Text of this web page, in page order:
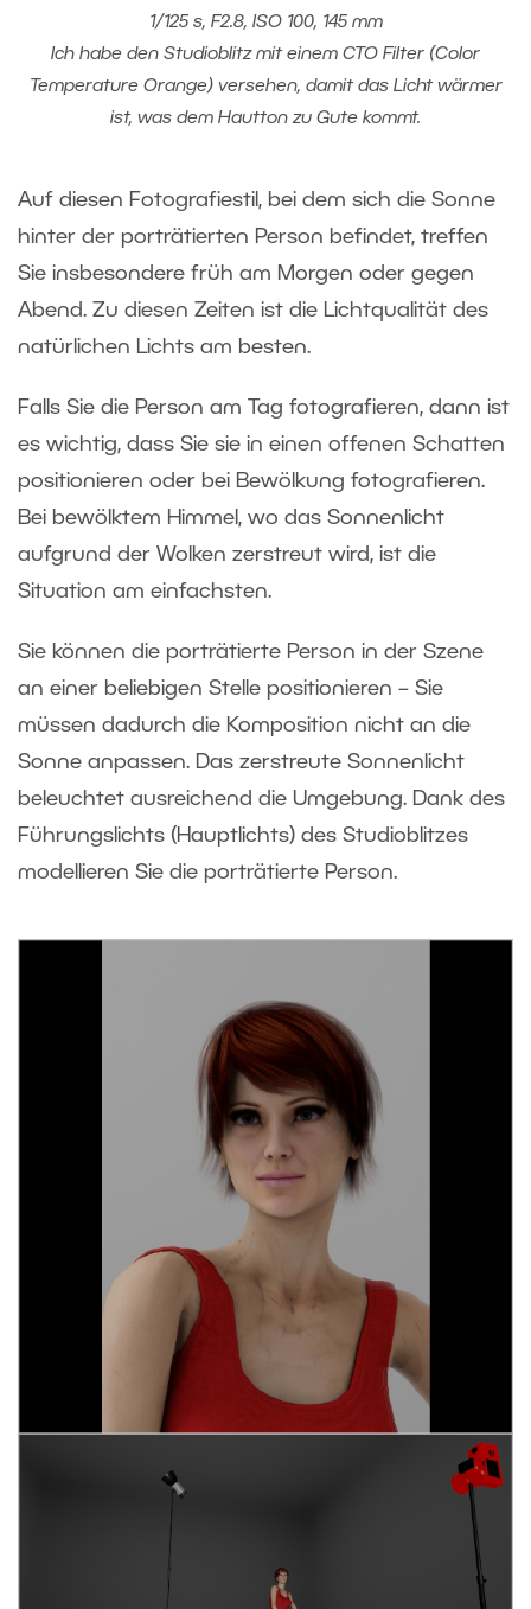
1/125 s, F2.8, ISO 100, 145 mm
Ich habe den Studioblitz mit einem CTO Filter (Color
Temperature Orange) versehen, damit das Licht wärmer
ist, was dem Hautton zu Gute kommt.
Auf diesen Fotografiestil, bei dem sich die Sonne
hinter der porträtierten Person befindet, treffen
Sie insbesondere früh am Morgen oder gegen
Abend. Zu diesen Zeiten ist die Lichtqualität des
natürlichen Lichts am besten.
Falls Sie die Person am Tag fotografieren, dann ist
es wichtig, dass Sie sie in einen offenen Schatten
positionieren oder bei Bewölkung fotografieren.
Bei bewölktem Himmel, wo das Sonnenlicht
aufgrund der Wolken zerstreut wird, ist die
Situation am einfachsten.
Sie können die porträtierte Person in der Szene
an einer beliebigen Stelle positionieren – Sie
müssen dadurch die Komposition nicht an die
Sonne anpassen. Das zerstreute Sonnenlicht
beleuchtet ausreichend die Umgebung. Dank des
Führungslichts (Hauptlichts) des Studioblitzes
modellieren Sie die porträtierte Person.